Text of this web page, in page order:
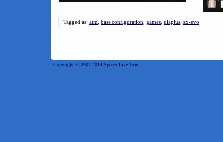
Tagged as: atm base configuration games ulaplus zx-evo
Copyright © 2007-2014 Speccy Live Team